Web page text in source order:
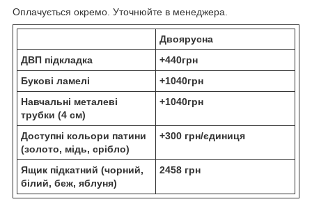
Оплачується окремо. Уточнюйте в менеджера.
Двоярусна
ДВП підкладка
+440грн
Букові ламелі
+1040грн
Навчальні металеві
трубки (4 см)
+1040грн
Доступні кольори патини
(золото, мідь, срібло)
+300 грн/єдиниця
Ящик підкатний (чорний,
білий, беж, яблуня)
2458 грн